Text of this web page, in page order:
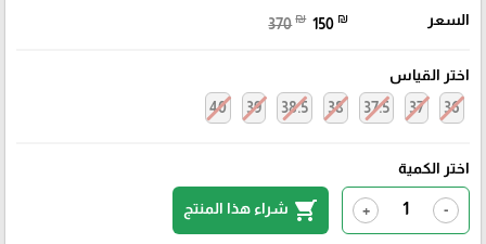
السعر 370 ₪ 150 ₪
اختر القياس
36
37
37.5
38
38.5
39
40
اختر الكمية
-
+
shopping_cart شراء هذا المنتج